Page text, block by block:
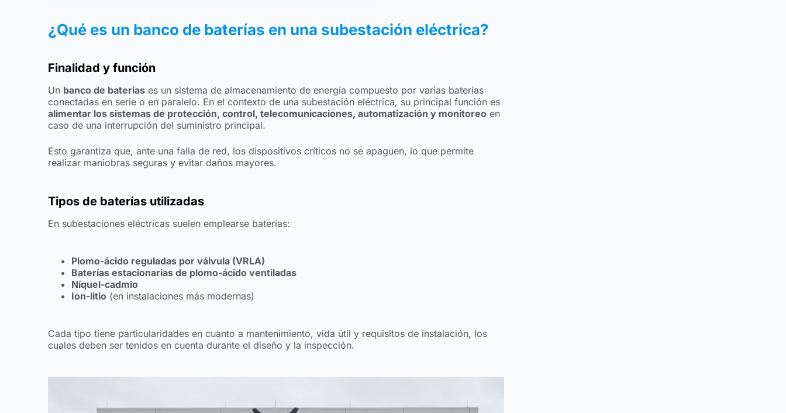
¿Qué es un banco de baterías en una subestación eléctrica?
Finalidad y función
Un banco de baterías es un sistema de almacenamiento de energía compuesto por varias baterías
conectadas en serie o en paralelo. En el contexto de una subestación eléctrica, su principal función es
alimentar los sistemas de protección, control, telecomunicaciones, automatización y monitoreo en
caso de una interrupción del suministro principal.
Esto garantiza que, ante una falla de red, los dispositivos críticos no se apaguen, lo que permite
realizar maniobras seguras y evitar daños mayores.
Tipos de baterías utilizadas
En subestaciones eléctricas suelen emplearse baterías:
Plomo-ácido reguladas por válvula (VRLA)
Baterías estacionarias de plomo-ácido ventiladas
Níquel-cadmio
Ion-litio (en instalaciones más modernas)
Cada tipo tiene particularidades en cuanto a mantenimiento, vida útil y requisitos de instalación, los
cuales deben ser tenidos en cuenta durante el diseño y la inspección.